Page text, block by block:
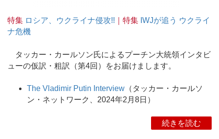
特集 ロシア、ウクライナ侵攻!! ｜特集 IWJが追う ウクライ
ナ危機
タッカー・カールソン氏によるプーチン大統領インタビ
ューの仮訳・粗訳（第4回）をお届けまします。
The Vladimir Putin Interview （タッカー・カールソ
ン・ネットワーク、2024年2月8日）
続きを読む